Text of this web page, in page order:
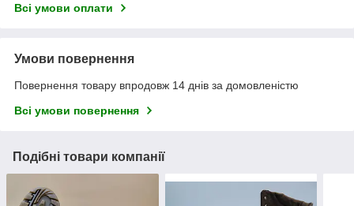
Всі умови оплати
Умови повернення
Повернення товару впродовж 14 днів за домовленістю
Всі умови повернення
Подібні товари компанії